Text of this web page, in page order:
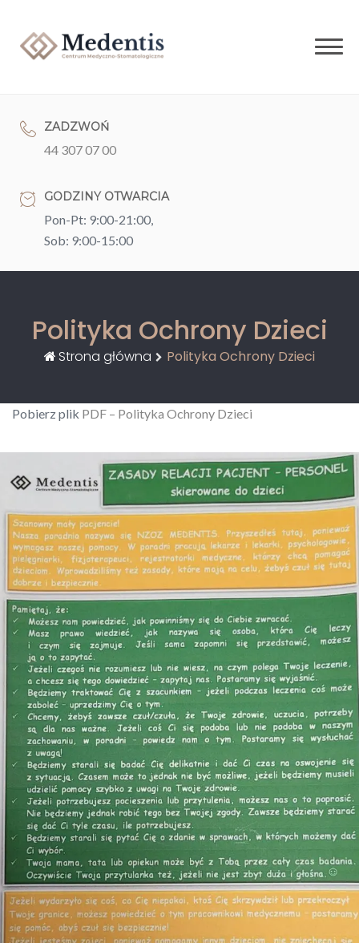
content
ZADZWOŃ
44 307 07 00
GODZINY OTWARCIA
Pon-Pt: 9:00-21:00,
Sob: 9:00-15:00
Polityka Ochrony Dzieci
Strona główna Polityka Ochrony Dzieci
Pobierz plik PDF – Polityka Ochrony Dzieci